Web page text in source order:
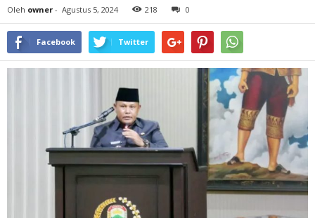
Oleh owner - Agustus 5, 2024 218 0
Facebook Twitter